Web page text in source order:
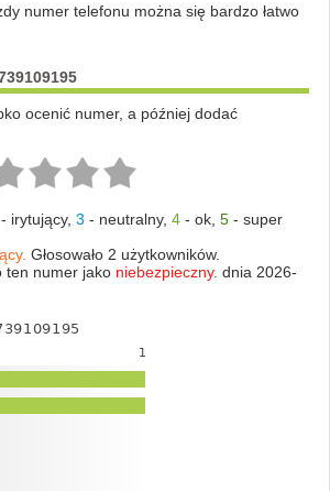
numer telefonu można się bardzo łatwo
ocenić numer, a później dodać
- irytujący, 3 - neutralny, 4- ok, 5- super
Głosowało 2 użytkowników.
ten numer jako niebezpieczny. dnia 2026-